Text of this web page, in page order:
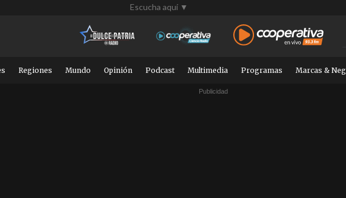
Escucha aquí ▼
Regiones Mundo Opinión Podcast Multimedia Programas Marcas &